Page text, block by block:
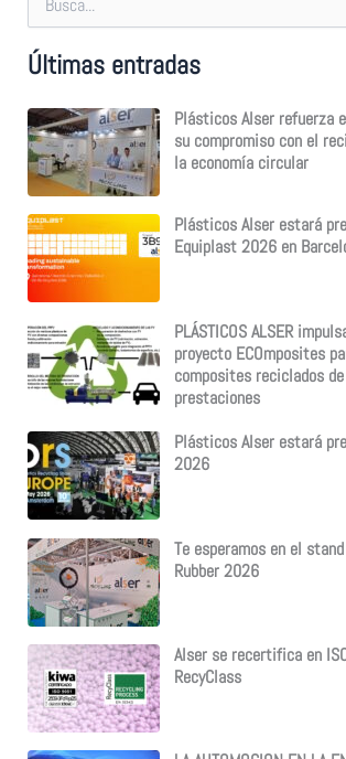
c
a
p
o
r
:
Últimas entradas
Plásticos Alser refuerza
su compromiso con el
la economía circular
Plásticos Alser estará
Equiplast 2026 en
PLÁSTICOS ALSER
proyecto ECOmposites
composites reciclados
prestaciones
Plásticos Alser estará
2026
Te esperamos en el
Rubber 2026
Alser se recertifica en
RecyClass